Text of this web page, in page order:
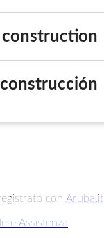
con Aruba.it
e Assistenza